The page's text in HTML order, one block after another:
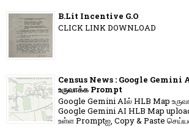
B.Lit Incentive G.O
CLICK LINK DOWNLOAD
Census News : Google Gemini
உருவாக்க Prompt
Google Gemini AIல் HLB Map
Google Gemini AI HLB Map
உள்ள Promptஐ, Copy & Paste